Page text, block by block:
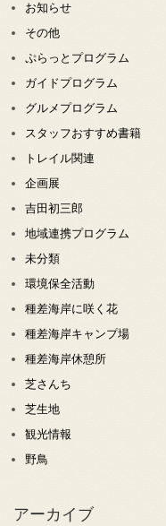
お知らせ
その他
ぷらっとプログラム
ガイドプログラム
グルメプログラム
スタッフおすすめ書籍
トレイル関連
企画展
吉田初三郎
地域連携プログラム
未分類
環境保全活動
種差海岸に咲く花
種差海岸キャンプ場
種差海岸休憩所
芝さんち
芝生地
観光情報
野鳥
アーカイブ